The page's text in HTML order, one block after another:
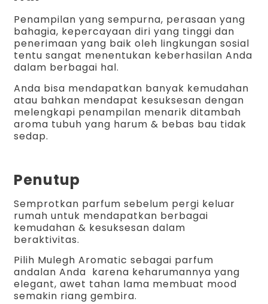
Penampilan yang sempurna, perasaan yang
bahagia, kepercayaan diri yang tinggi dan
penerimaan yang baik oleh lingkungan sosial
tentu sangat menentukan keberhasilan Anda
dalam berbagai hal.
Anda bisa mendapatkan banyak kemudahan
atau bahkan mendapat kesuksesan dengan
melengkapi penampilan menarik ditambah
aroma tubuh yang harum & bebas bau tidak
sedap.
Penutup
Semprotkan parfum sebelum pergi keluar
rumah untuk mendapatkan berbagai
kemudahan & kesuksesan dalam
beraktivitas.
Pilih Mulegh Aromatic sebagai parfum
andalan Anda karena keharumannya yang
elegant, awet tahan lama membuat mood
semakin riang gembira.